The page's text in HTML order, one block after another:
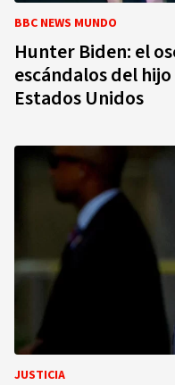
BBC NEWS MUNDO
Hunter Biden: el
escándalos del
Estados Unidos
JUSTICIA